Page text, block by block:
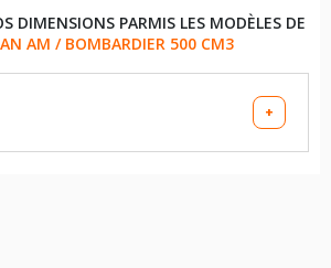
DIMENSIONS PARMIS LES MODÈLES DE
AM / BOMBARDIER 500 CM3
+